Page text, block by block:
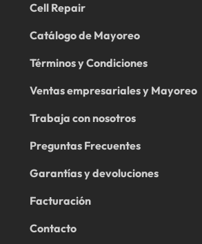
Cell Repair
Catálogo de Mayoreo
Términos y Condiciones
Ventas empresariales y Mayoreo
Trabaja con nosotros
Preguntas Frecuentes
Garantías y devoluciones
Facturación
Contacto